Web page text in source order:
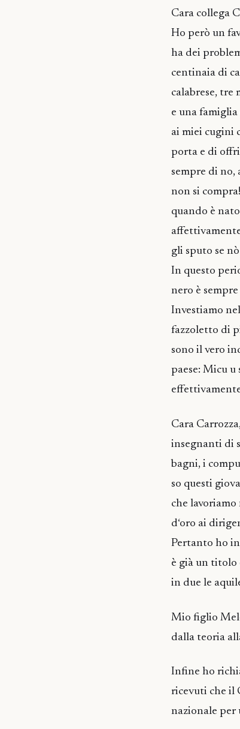
Cara collega
Ho però un
ha dei
centinaia di
calabrese, tre
e una famiglia
ai miei cugini
porta e di
sempre di no,
non si
quando è
gli sputo se
In questo
nero è
Investiamo
fazzoletto di
sono il vero
paese: Micu
Cara
insegnanti di
bagni, i
so questi
che
d‘oro ai
Pertanto ho
è già un titolo
in due le
Mio figlio
dalla teoria
Infine ho
ricevuti che il
nazionale per